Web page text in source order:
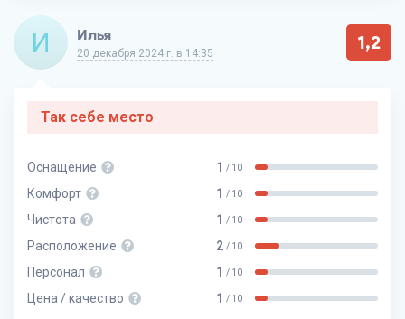
И Илья
20 декабря 2024 г. в 14:35 1,2
Так себе место
Оснащение 1 / 10
Комфорт 1 / 10
Чистота 1 / 10
Расположение 2 / 10
Персонал 1 / 10
Цена / качество 1 / 10